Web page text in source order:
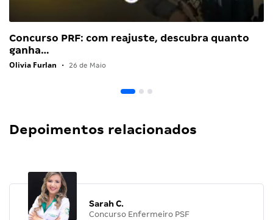
Concurso PRF: com reajuste, descubra quanto
ganha…
Olivia Furlan • 26 de Maio
Depoimentos relacionados
Sarah C.
Concurso Enfermeiro PSF